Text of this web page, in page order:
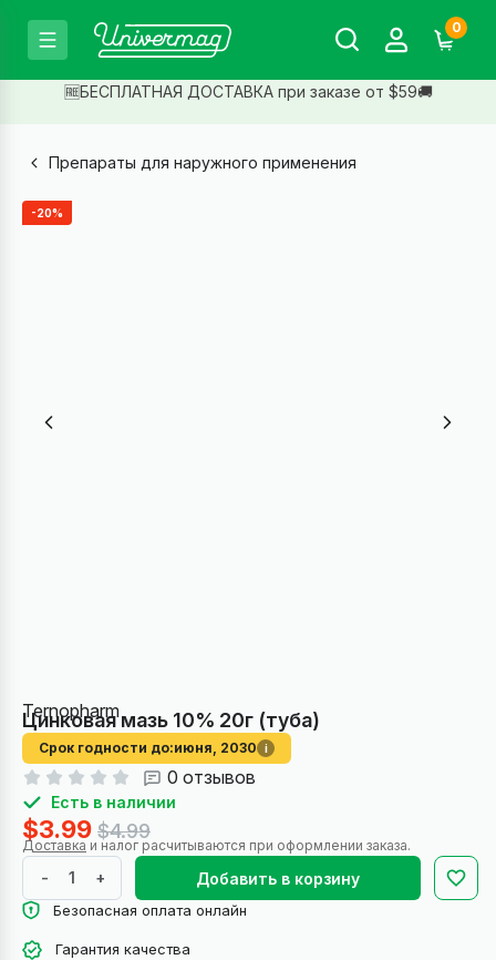
0
🆓БЕСПЛАТНАЯ ДОСТАВКА при заказе от $59🚚
Препараты для наружного применения
-20%
Ternopharm
Цинковая мазь 10% 20г (туба)
Срок годности до:июня, 2030 i
0 отзывов
Есть в наличии
$3.99 $4.99
Доставка и налог расчитываются при оформлении заказа.
- + Добавить в корзину
Безопасная оплата онлайн
Гарантия качества